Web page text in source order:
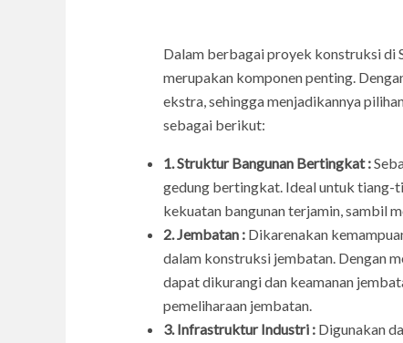
Dalam berbagai proyek konstruksi di
merupakan komponen penting.
ekstra, sehingga menjadikannya
sebagai berikut:
1. Struktur Bangunan Bertingkat :
gedung bertingkat. Ideal untuk tiang-
kekuatan bangunan terjamin, sambil
2. Jembatan :Dikarenakan
dalam konstruksi jembatan. Dengan
dapat dikurangi dan keamanan
pemeliharaan jembatan.
3. Infrastruktur Industri :Digunakan